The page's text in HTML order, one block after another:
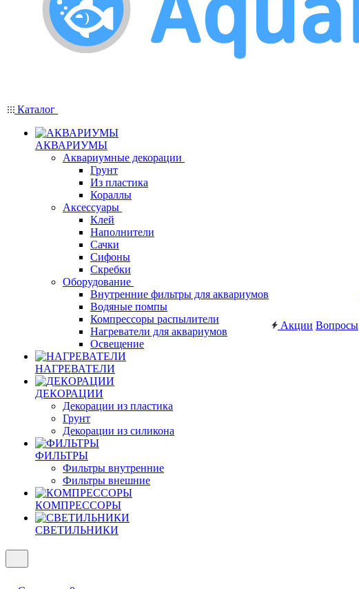
Каталог
АКВАРИУМЫ
Аквариумные декорации
Грунт
Из пластика
Кораллы
Аксессуары
Клей
Наполнители
Сачки
Сифоны
Скребки
Оборудование
Внутренние фильтры для аквариумов
Водяные помпы
Компрессоры распылители
Нагреватели для аквариумов
Освещение
НАГРЕВАТЕЛИ
ДЕКОРАЦИИ
Декорации из пластика
Грунт
Декорации из силикона
ФИЛЬТРЫ
Фильтры внутренние
Фильтры внешние
КОМПРЕССОРЫ
СВЕТИЛЬНИКИ
Акции Вопросы